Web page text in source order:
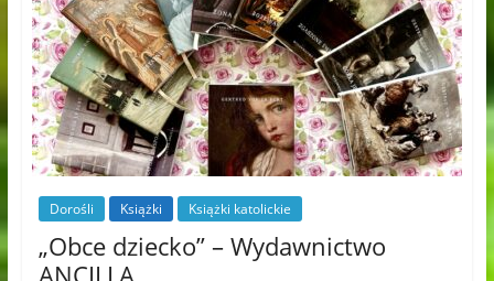
Dorośli Książki Książki katolickie
„Obce dziecko” – Wydawnictwo